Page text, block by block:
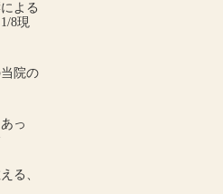
よる
8現
院の
っ
る、